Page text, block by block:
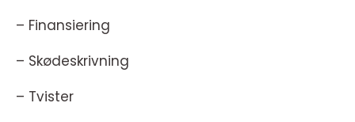
– Finansiering
– Skødeskrivning
– Tvister